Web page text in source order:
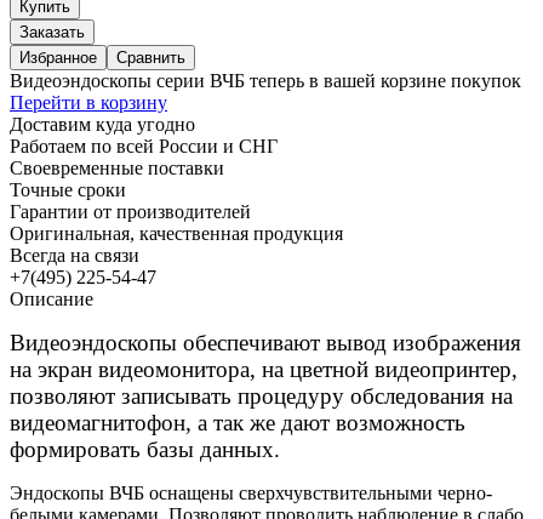
Заказать
Избранное
Сравнить
Видеоэндоскопы серии ВЧБ теперь в вашей корзине покупок
Перейти в корзину
Доставим куда угодно
Работаем по всей России и СНГ
Своевременные поставки
Точные сроки
Гарантии от производителей
Оригинальная, качественная продукция
Всегда на связи
+7(495) 225-54-47
Описание
Видеоэндоскопы обеспечивают вывод изображения
на экран видеомонитора, на цветной видеопринтер,
позволяют записывать процедуру обследования на
видеомагнитофон, а так же дают возможность
формировать базы данных.
Эндоскопы ВЧБ оснащены сверхчувствительными черно-
белыми камерами. Позволяют проводить наблюдение в слабо